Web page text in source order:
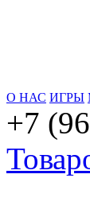
О НАС ИГРЫ
+7